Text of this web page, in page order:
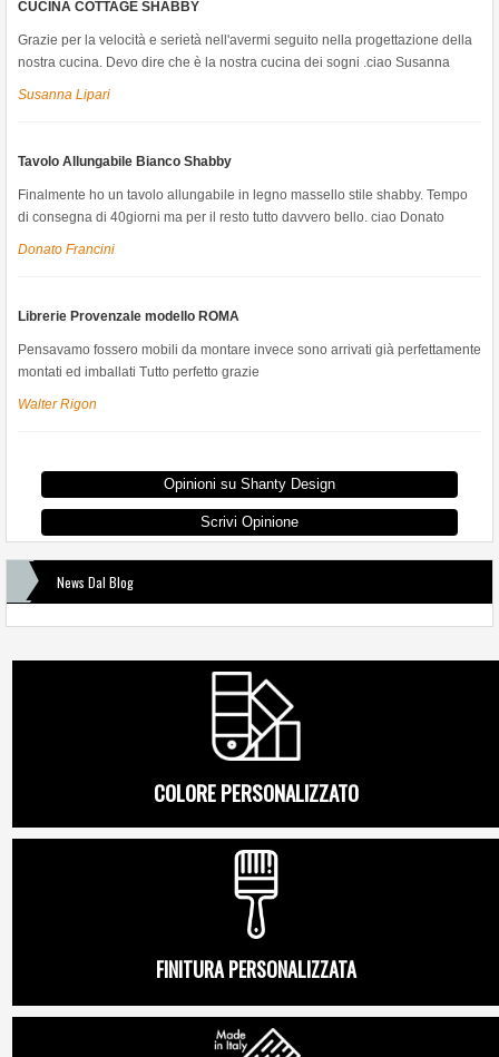
CUCINA COTTAGE SHABBY
Grazie per la velocità e serietà nell'avermi seguito nella progettazione della
nostra cucina. Devo dire che è la nostra cucina dei sogni .ciao Susanna
Susanna Lipari
Tavolo Allungabile Bianco Shabby
Finalmente ho un tavolo allungabile in legno massello stile shabby. Tempo
di consegna di 40giorni ma per il resto tutto davvero bello. ciao Donato
Donato Francini
Librerie Provenzale modello ROMA
Pensavamo fossero mobili da montare invece sono arrivati già perfettamente
montati ed imballati Tutto perfetto grazie
Walter Rigon
Opinioni su Shanty Design
Scrivi Opinione
News Dal Blog
COLORE PERSONALIZZATO
FINITURA PERSONALIZZATA